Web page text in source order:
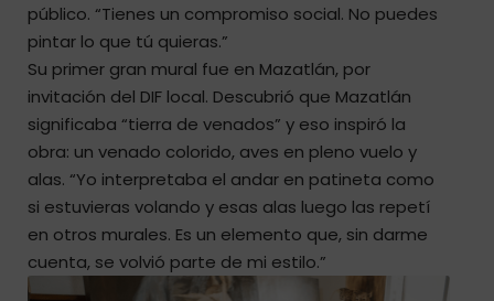
público. “Tienes un compromiso social. No puedes
pintar lo que tú quieras.”
Su primer gran mural fue en Mazatlán, por
invitación del DIF local. Descubrió que Mazatlán
significaba “tierra de venados” y eso inspiró la
obra: un venado colorido, aves en pleno vuelo y
alas. “Yo interpretaba el andar en patineta como
si estuvieras volando y esas alas luego las repetí
en otros murales. Es un elemento que, sin darme
cuenta, se volvió parte de mi estilo.”